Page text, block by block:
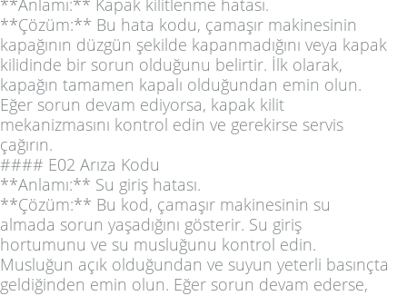
**Anlamı:** Kapak kilitlenme hatası.
**Çözüm:** Bu hata kodu, çamaşır makinesinin
kapağının düzgün şekilde kapanmadığını veya kapak
kilidinde bir sorun olduğunu belirtir. İlk olarak,
kapağın tamamen kapalı olduğundan emin olun.
Eğer sorun devam ediyorsa, kapak kilit
mekanizmasını kontrol edin ve gerekirse servis
çağırın.
#### E02 Arıza Kodu
**Anlamı:** Su giriş hatası.
**Çözüm:** Bu kod, çamaşır makinesinin su
almada sorun yaşadığını gösterir. Su giriş
hortumunu ve su musluğunu kontrol edin.
Musluğun açık olduğundan ve suyun yeterli basınçta
geldiğinden emin olun. Eğer sorun devam ederse,